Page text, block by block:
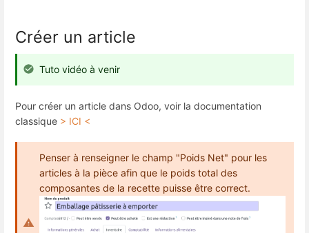
Créer un article
Tuto vidéo à venir
Pour créer un article dans Odoo, voir la documentation
classique > ICI <
Penser à renseigner le champ "Poids Net" pour les
articles à la pièce afin que le poids total des
composantes de la recette puisse être correct.